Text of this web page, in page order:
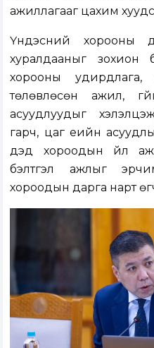
ажиллагааг цахим
Үндэсний хорооны
хуралдааныг
хорооны удирдлага,
төлөвлөсөн ажил,
асуудлуудыг
гарч, цаг үеийн
дэд хороодын үйл
бэлтгэл ажлыг
хороодын дарга нарт